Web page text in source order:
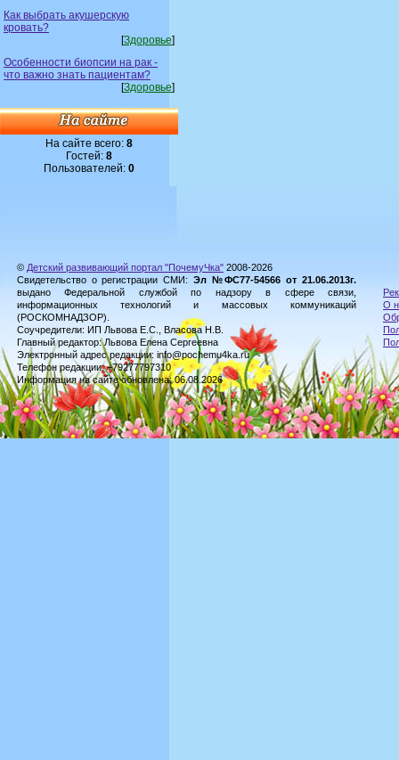
Как выбрать акушерскую
кровать?
[Здоровье]
Особенности биопсии на рак -
что важно знать пациентам?
[Здоровье]
На сайте всего: 8
Гостей: 8
Пользователей: 0
© Детский развивающий портал "ПочемуЧка" 2008-2026
Свидетельство о регистрации СМИ: Эл №ФС77-54566 от 21.06.2013г.
выдано Федеральной службой по надзору в сфере связи,
информационных технологий и массовых коммуникаций
(РОСКОМНАДЗОР).
Соучредители: ИП Львова Е.С., Власова Н.В.
Главный редактор: Львова Елена Сергеевна
Электронный адрес редакции: info@pochemu4ka.ru
Телефон редакции: +79277797310
Информация на сайте обновлена: 06.08.2026
О